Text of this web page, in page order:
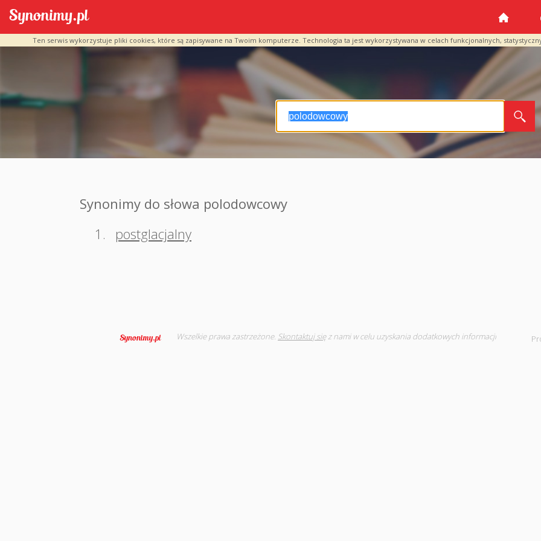
Ten serwis wykorzystuje pliki cookies, które są zapisywane na Twoim komputerze. Technologia ta jest wykorzystywana w celach funkcjonalnych,
Synonimy do słowa polodowcowy
1.
postglacjalny
Wszelkie prawa zastrzeżone. Skontaktuj sięz nami w celu uzyskania dodatkowych informacji